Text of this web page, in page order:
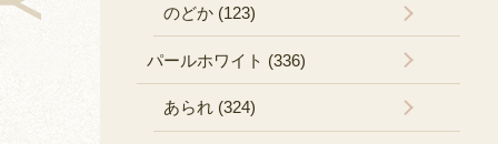
のどか (123)
パールホワイト (336)
あられ (324)